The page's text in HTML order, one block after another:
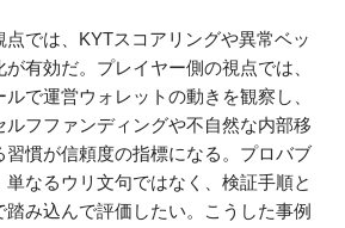
点では、KYTスコアリングや異常ベッ
有効だ。プレイヤー側の視点では、
で運営ウォレットの動きを観察し、
ルフファンディングや不自然な内部移
慣が信頼度の指標になる。プロバブ
単なるウリ文句ではなく、検証手順と
踏み込んで評価したい。こうした事例